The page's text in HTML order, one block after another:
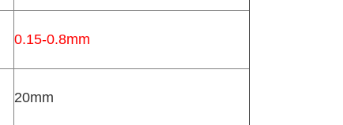
0.15-0.8mm
20mm